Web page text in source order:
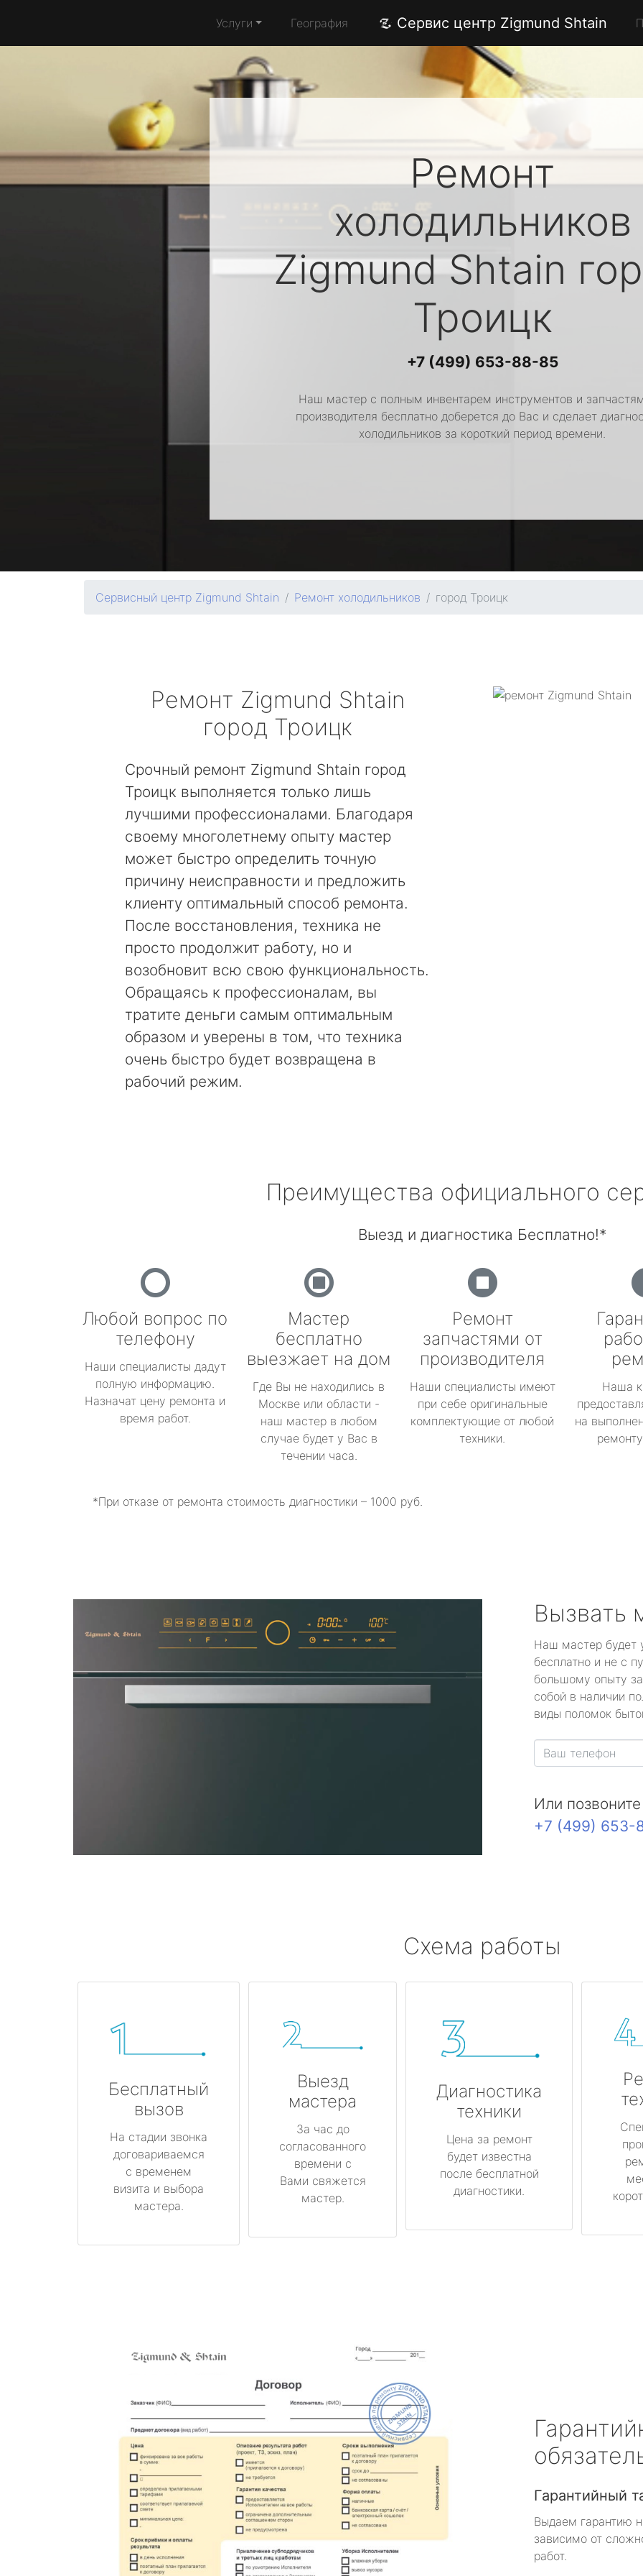
Услуги География Сервис центр Zigmund Shtain
Ремонт
холодильников
Zigmund Shtain
Троицк
+7 (499) 653-88-85
Наш мастер с полным инвентарем инструментов и
производителя бесплатно доберется до Вас и сделает
холодильников за короткий период времени.
Сервисный центр Zigmund Shtain Ремонт холодильников город Троицк
Ремонт Zigmund Shtain
город Троицк
Срочный ремонт Zigmund Shtain город
Троицк выполняется только лишь
лучшими профессионалами. Благодаря
своему многолетнему опыту мастер
может быстро определить точную
причину неисправности и предложить
клиенту оптимальный способ ремонта.
После восстановления, техника не
просто продолжит работу, но и
возобновит всю свою функциональность.
Обращаясь к профессионалам, вы
тратите деньги самым оптимальным
образом и уверены в том, что техника
очень быстро будет возвращена в
рабочий режим.
Преимущества официального
Выезд и диагностика Бесплатно!*
Любой вопрос по
телефону
Наши специалисты дадут
полную информацию.
Назначат цену ремонта и
время работ.
Мастер
бесплатно
выезжает на дом
Где Вы не находились в
Москве или области -
наш мастер в любом
случае будет у Вас в
течении часа.
Ремонт
запчастями от
производителя
Наши специалисты имеют
при себе оригинальные
комплектующие от любой
техники.
Наша
на
*При отказе от ремонта стоимость диагностики – 1000 руб.
Вызвать
Наш мастер будет
бесплатно и не с
большому опыту
собой в наличии
виды поломок
Или
+7 (499) 653-
Схема работы
Бесплатный
вызов
На стадии звонка
договариваемся
с временем
визита и выбора
мастера.
Выезд
мастера
За час до
согласованного
времени с
Вами свяжется
мастер.
Диагностика
техники
Цена за ремонт
будет известна
после бесплатной
диагностики.
Гарантийный
Выдаем гарантию
зависимо от
работ.